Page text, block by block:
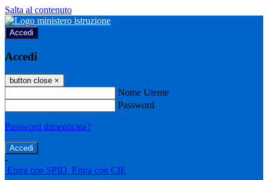
Salta al contenuto
Accedi
Accedi
button close ×
Nome Utente
Password
Password dimenticata?
-
Entra con SPID Entra con CIE